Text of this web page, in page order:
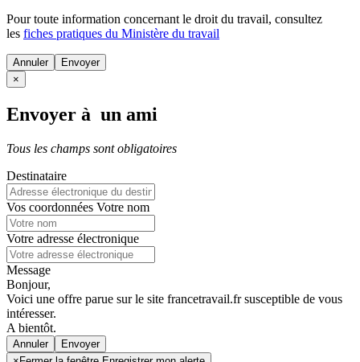
Pour toute information concernant le droit du travail, consultez
les fiches pratiques du Ministère du travail
Annuler
×
Envoyer à un ami
Tous les champs sont obligatoires
Destinataire
Vos coordonnées Votre nom
Votre adresse électronique
Message
Bonjour,
Voici une offre parue sur le site francetravail.fr susceptible de vous
intéresser.
A bientôt.
Annuler